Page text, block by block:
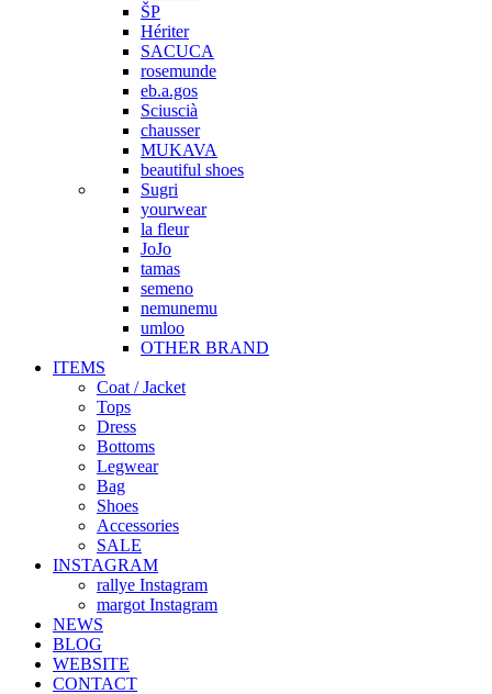
ŠP
Hériter
SACUCA
rosemunde
eb.a.gos
Sciuscià
chausser
MUKAVA
beautiful shoes
Sugri
yourwear
la fleur
JoJo
tamas
semeno
nemunemu
umloo
OTHER BRAND
ITEMS
Coat / Jacket
Tops
Dress
Bottoms
Legwear
Bag
Shoes
Accessories
SALE
INSTAGRAM
rallye Instagram
margot Instagram
NEWS
BLOG
WEBSITE
CONTACT